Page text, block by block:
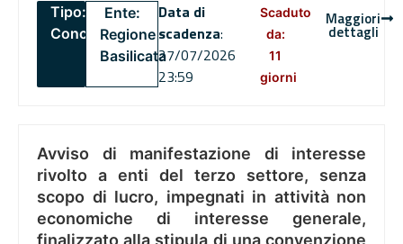
Tipo:
Concorsi
Ente:
Regione
Basilicata
Data di
scadenza:
27/07/2026
23:59
Scaduto
da:
11
giorni
Maggiori
dettagli
Avviso di manifestazione di interesse
rivolto a enti del terzo settore, senza
scopo di lucro, impegnati in attività non
economiche di interesse generale,
finalizzato alla stipula di una convenzione